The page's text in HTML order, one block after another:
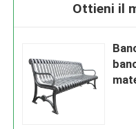
Ottieni il